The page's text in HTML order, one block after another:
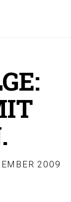
2009